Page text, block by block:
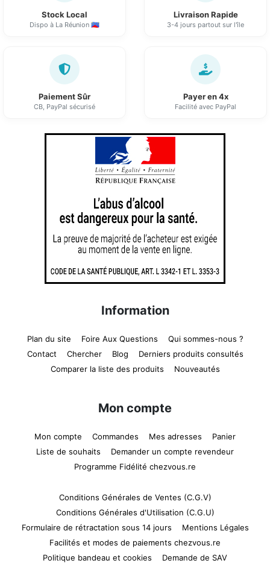
Stock Local
Dispo à La Réunion 🇷🇪
Livraison Rapide
3-4 jours partout sur l'île
Paiement Sûr
CB, PayPal sécurisé
Payer en 4x
Facilité avec PayPal
Information
Plan du site Foire Aux Questions
Qui sommes-nous ?
Contact
Chercher Blog
Derniers produits consultés
Comparer la liste des produits
Nouveautés
Mon compte
Mon compte Commandes Mes adresses
Panier
Liste de souhaits
Demander un compte revendeur
Programme Fidélité chezvous.re
Conditions Générales de Ventes (C.G.V)
Conditions Générales d'Utilisation (C.G.U)
Formulaire de rétractation sous 14 jours
Mentions Légales
Facilités et modes de paiements chezvous.re
Politique bandeau et cookies
Demande de SAV